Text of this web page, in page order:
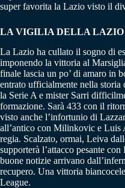
super favorita la Lazio visto il
LA VIGILIA DELLA LAZIO
La Lazio ha cullato il sogno di
imponendo la vittoria al
finale lascia un po’ di amaro in
entrato ufficialmente nella storia
la Serie A e mister Sarri
formazione. Sarà 433 con il
visto anche l’infortunio di
all’antico con Milinkovic e Luis
regia. Scalzato, ormai, Leiva
supporterà l’attacco pesante
buone notizie arrivano
recupero. Una vittoria
League.